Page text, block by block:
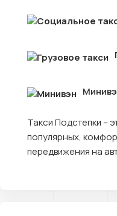
Такси Подстепки –
популярных,
передвижения на